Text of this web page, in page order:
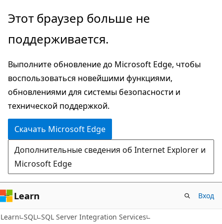
Пропустить
перейти
основному
содержимому
Этот браузер больше не
поддерживается.
Выполните обновление до Microsoft Edge, чтобы
воспользоваться новейшими функциями,
обновлениями для системы безопасности и
технической поддержкой.
Скачать Microsoft Edge
Дополнительные сведения об Internet Explorer и
Microsoft Edge
Learn Вход
Learn SQL SQL Server Integration Services